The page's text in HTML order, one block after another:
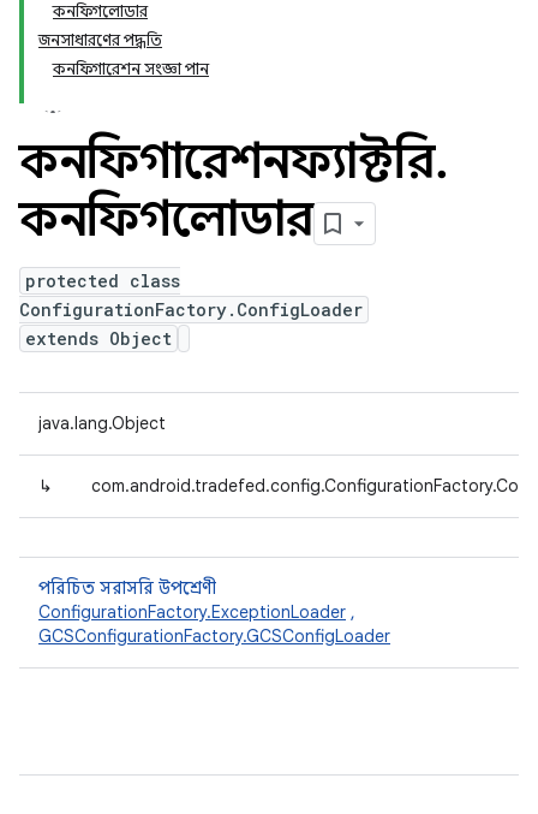
কনফিগলোডার
জনসাধারণের পদ্ধতি
কনফিগারেশন সংজ্ঞা পান
কনফিগারেশনফ্যাক্টরি.
কনফিগলোডার
protected class
ConfigurationFactory.ConfigLoader
extends Object
java.lang.Object
↳
পরিচিত সরাসরি উপশ্রেণী
ConfigurationFactory.ExceptionLoader ,
GCSConfigurationFactory.GCSConfigLoader